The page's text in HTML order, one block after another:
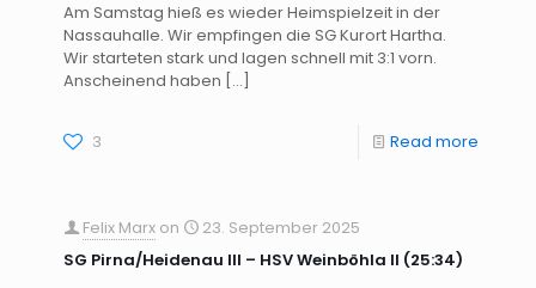
Am Samstag hieß es wieder Heimspielzeit in der
Nassauhalle. Wir empfingen die SG Kurort Hartha.
Wir starteten stark und lagen schnell mit 3:1 vorn.
Anscheinend haben […]
3 Read more
Felix Marx on
23. September 2025
SG Pirna/Heidenau III – HSV Weinböhla II (25:34)